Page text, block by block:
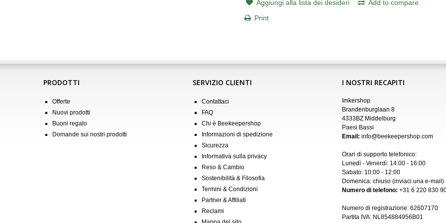
Aggiungi alla lista dei desideri
Add to compare
Print
PRODOTTI
Offerte
Nuovi prodotti
Buoni regalo
Domande sui nostri prodotti
SERVIZIO CLIENTI
Contattaci
FAQ
Chi è Beekeepershop
Informazioni di spedizione
Sicurezza
Informativa sulla privacy
Reso & Cambio
Sostenibilità & Filosofia
Termini & Condizioni
Partner & Affiliati
Reclami
I NOSTRI RECAPITI
Imkershop
Brandenburglaan 8
4333BZ Middelburg
Paesi Bassi
Email: info@beekeepershop.com
Orari di supporto telefonico:
Lunedì - Venerdì: 14:00 - 16:00
Sabato: 10:00 - 12:00
Domenica: chiuso (inviaci una e-mail )
Numero di telefono: +31 6 220 830
Numero di registrazione: 62607170
Partita IVA: NL854884956B01